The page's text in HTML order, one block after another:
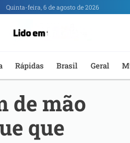
Quinta-feira, 6 de agosto de 2026
Rápidas Brasil Geral
de mão
que